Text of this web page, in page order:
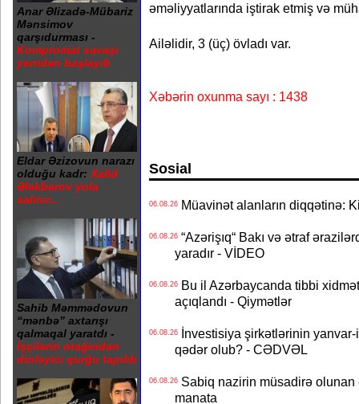
Anar Əlizadə-Mübariz
Mənsimov
qarşıdurması -
Kompromat savaşı
yenidən başlayıb
Eldar Əzizovun narazı
olduğu kadr: Xalid
Ələkbərov yola
salınır...
Sahib Məmmədovun
“mənbə” axtarışı
qalmaqal yaratdı -
İşçilərin otağından
dinləyici qurğu tapılıb
əməliyyatlarında iştirak etmiş və
Ailəlidir, 3 (üç) övladı var.
Xəbərin oxunma sayı : 1438
Sosial
06.08.26Müavinət alanların diqqətinə:
06.08.26“Azərişıq“ Bakı və ətraf
yaradır - VİDEO
06.08.26Bu il Azərbaycanda tibbi
açıqlandı - Qiymətlər
06.08.26İnvestisiya şirkətlərinin yanvar-
qədər olub? - CƏDVƏL
06.08.26Sabiq nazirin müsadirə olunan
manata